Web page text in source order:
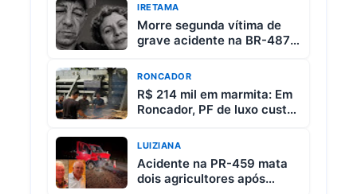
IRETAMA
Morre segunda vítima de
grave acidente na BR-487
RONCADOR
R$ 214 mil em marmita: Em
Roncador, PF de luxo custa
LUIZIANA
Acidente na PR-459 mata
dois agricultores após